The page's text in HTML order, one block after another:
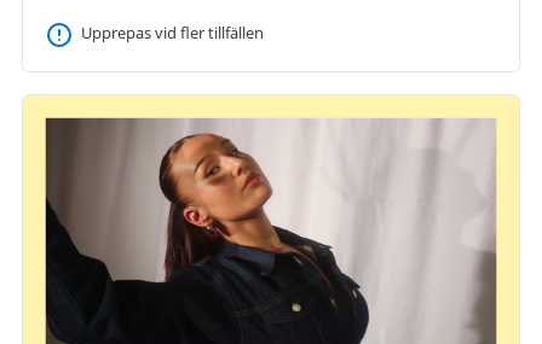
Upprepas vid fler tillfällen